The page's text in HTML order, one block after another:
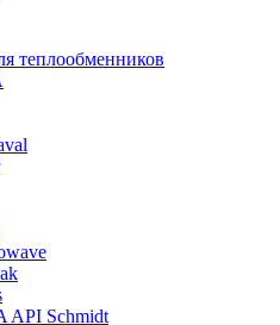
теплообменников
API Schmidt